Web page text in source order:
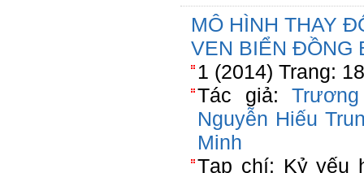
MÔ HÌNH THAY
VEN BIỂN ĐỒNG
1 (2014) Trang:
Tác giả:
Nguyễn Hiếu
Minh
Tạp chí: Kỷ yếu